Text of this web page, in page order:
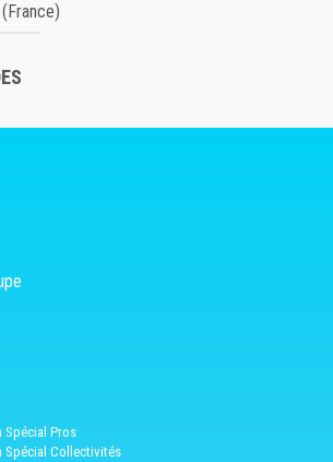
Spécial Pros
Spécial Collectivités